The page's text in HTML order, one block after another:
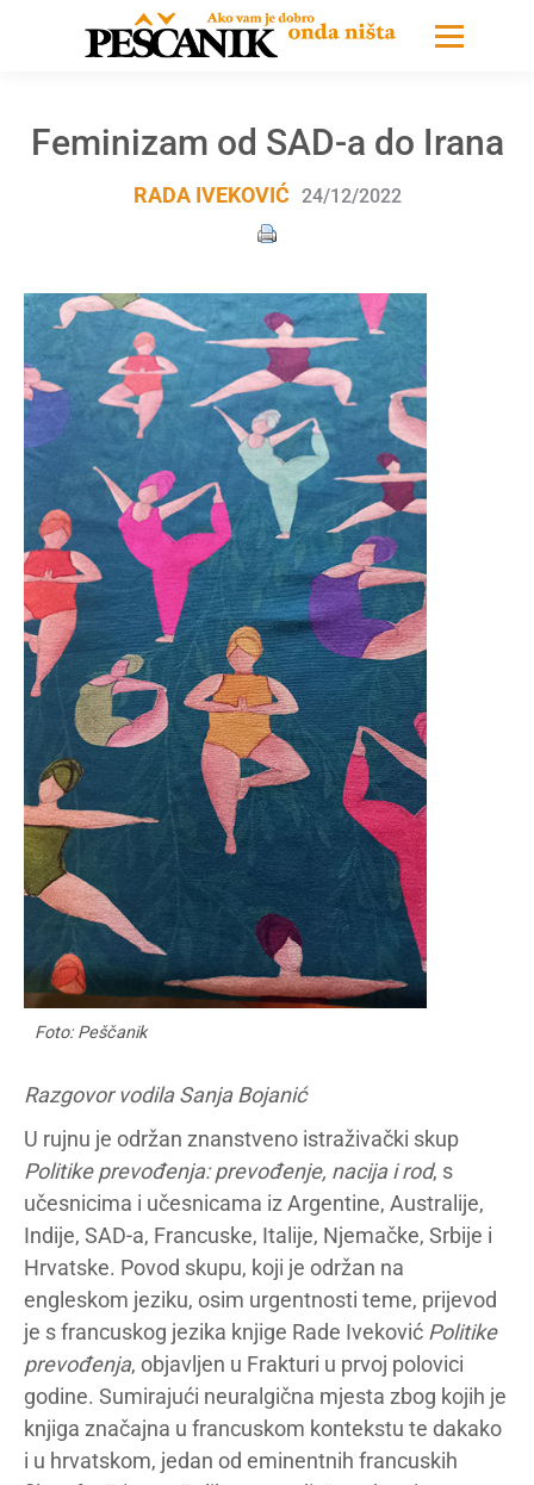
Feminizam od SAD-a do Irana
RADA IVEKOVIĆ 24/12/2022
Foto: Peščanik
Razgovor vodila Sanja Bojanić
U rujnu je održan znanstveno istraživački skup
Politike prevođenja: prevođenje, nacija i rod, s
učesnicima i učesnicama iz Argentine, Australije,
Indije, SAD-a, Francuske, Italije, Njemačke, Srbije i
Hrvatske. Povod skupu, koji je održan na
engleskom jeziku, osim urgentnosti teme, prijevod
je s francuskog jezika knjige Rade Iveković Politike
prevođenja, objavljen u Frakturi u prvoj polovici
godine. Sumirajući neuralgična mjesta zbog kojih je
knjiga značajna u francuskom kontekstu te dakako
i u hrvatskom, jedan od eminentnih francuskih